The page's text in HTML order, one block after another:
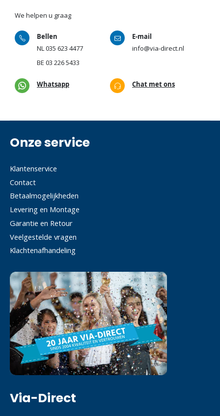
We helpen u graag
Bellen
NL035 623 4477
BE 03 226 5433
E-mail
info@via-direct.nl
Whatsapp Chat met ons
Onze service
Klantenservice
Contact
Betaalmogelijkheden
Levering en Montage
Garantie en Retour
Veelgestelde vragen
Klachtenafhandeling
Via-Direct